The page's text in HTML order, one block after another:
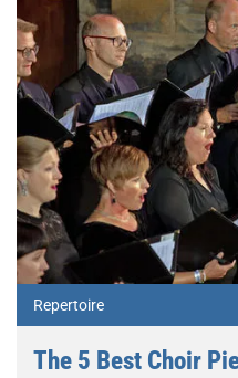
Repertoire
The 5 Best Choir